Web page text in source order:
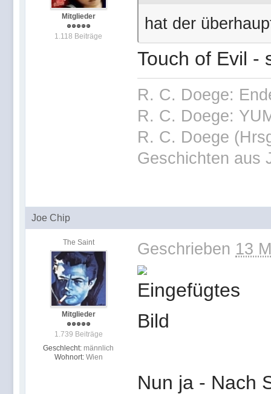
Mitglieder
1.118 Beiträge
hat der
Touch of Evil -
R. C. Doege:
R. C. Doege:
R. C. Doege
Geschichten aus
Joe Chip
The Saint
Mitglieder
1.739 Beiträge
Geschlecht: männlich
Wohnort: Wien
Geschrieben 13
Nun ja - Nach